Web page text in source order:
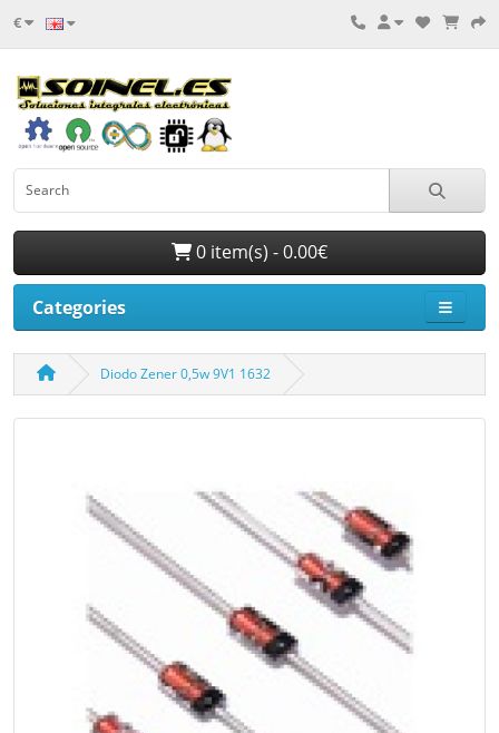
€
0 item(s) - 0.00€
Categories
Diodo Zener 0,5w 9V1 1632